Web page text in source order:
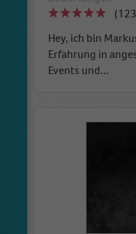
Hey, ich bin
Erfahrung in
Events und...